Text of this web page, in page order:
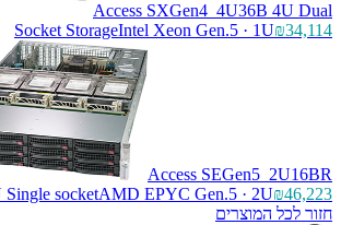
Access SXGen4_4U36B 4U Dual
Socket StorageIntel Xeon Gen.5 · 1U₪34,114
Access SEGen5_2U16BR
Single socketAMD EPYC Gen.5 · 2U₪46,223
חזור לכל המוצרים